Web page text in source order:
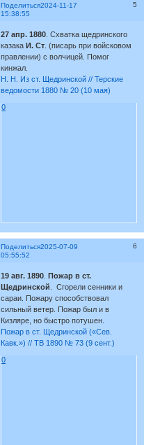
Поделиться 5
2024-11-17
15:38:55
27 апр. 1880 . Схватка щедринского
казакаИ. Ст . (писарь при войсковом
правлении) с волчицей. Помог
кинжал.
Н. Н. Из ст. Щедринской // Терские
ведомости 1880 № 20 (10 мая)
0
Поделиться 6
2025-07-09
05:55:52
19 авг. 1890 .Пожар в ст.
Щедринской . Сгорели сенники и
сараи. Пожару способствовал
сильный ветер. Пожар был и в
Кизляре, но быстро потушен.
Пожар в ст. Щедринской («Сев.
Кавк.») // ТВ 1890 № 73 (9 сент.)
0